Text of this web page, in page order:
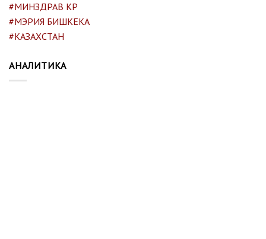
#МИНЗДРАВ КР
#МЭРИЯ БИШКЕКА
#КАЗАХСТАН
АНАЛИТИКА